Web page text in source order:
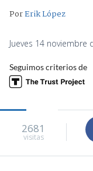
PorErik López
Jueves 14
Seguimos criterios de
2681
visitas